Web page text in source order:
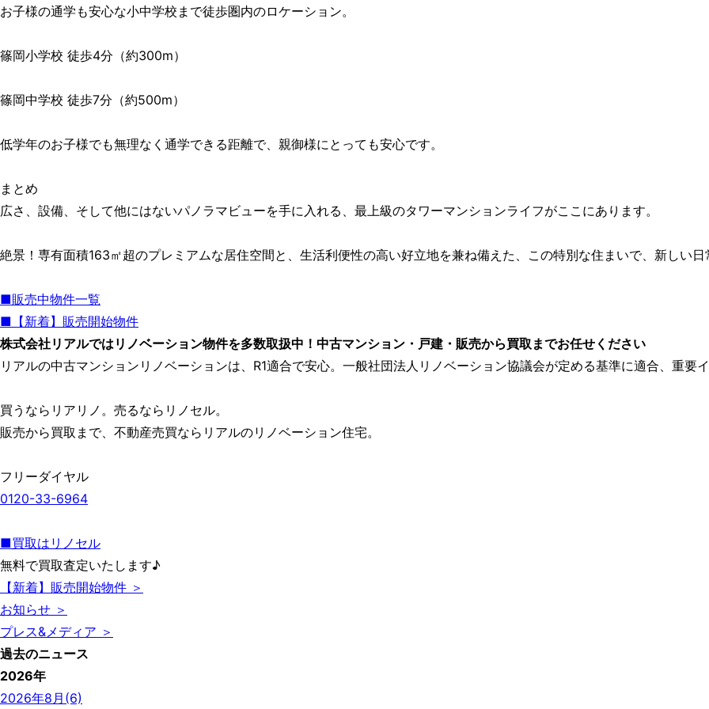
お子様の通学も安心な小中学校まで徒歩圏内のロケーション。
篠岡小学校 徒歩4分（約300m）
篠岡中学校 徒歩7分（約500m）
低学年のお子様でも無理なく通学できる距離で、親御様にとっても安心です。
まとめ
広さ、設備、そして他にはないパノラマビューを手に入れる、最上級のタワーマンションライフがここにあります。
絶景！専有面積163㎡超のプレミアムな居住空間と、生活利便性の高い好立地を兼ね備えた、この特別な住まいで、新しい日
■販売中物件一覧
■【新着】販売開始物件
株式会社リアルではリノベーション物件を多数取扱中！中古マンション・戸建・販売から買取までお任せください
リアルの中古マンションリノベーションは、R1適合で安心。一般社団法人リノベーション協議会が定める基準に適合、重要
買うならリアリノ。売るならリノセル。
販売から買取まで、不動産売買ならリアルのリノベーション住宅。
フリーダイヤル
0120-33-6964
■買取はリノセル
無料で買取査定いたします♪
【新着】販売開始物件 ＞
お知らせ ＞
プレス&メディア ＞
過去のニュース
2026年
2026年8月(6)